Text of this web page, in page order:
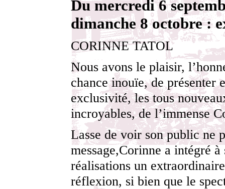
Du mercredi 6
dimanche 8 octobre :
CORINNE TATOL
Nous avons le plaisir,
chance inouïe, de présenter
exclusivité, les tous
incroyables, de l’immense
Lasse de voir son public ne
message,Corinne a intégré à
réalisations un
réflexion, si bien que le